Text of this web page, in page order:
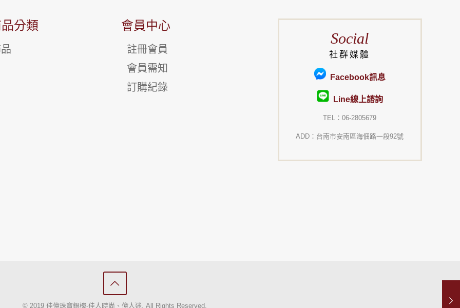
分類 會員中心
註冊會員
會員需知
訂購紀錄
Social
社群媒體
Facebook訊息
Line線上諮詢
TEL：06-2805679
ADD：台南市安南區海佃路一段92號
© 2019 佳億珠寶銀樓-佳人時尚、億人迷. All Rights Reserved.